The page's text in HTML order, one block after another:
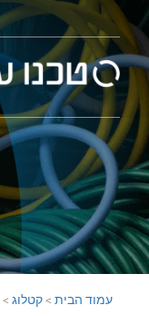
עמוד הבית >קטלוג >